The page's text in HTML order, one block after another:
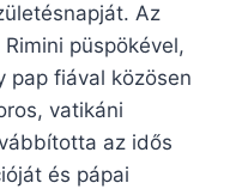
Az
püspökével,
pap fiával közösen
vatikáni
az idős
és pápai